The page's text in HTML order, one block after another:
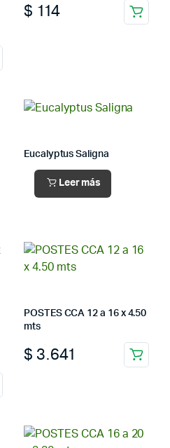
$ 114
Eucalyptus Saligna
Leer más
POSTES CCA 12 a 16 x 4.50
mts
$ 3.641